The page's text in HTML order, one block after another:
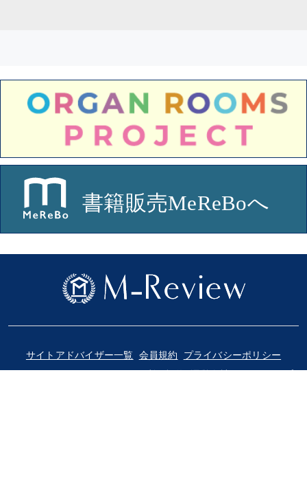
サイトアドバイザー一覧 会員規約
プライバシーポリシー
ソーシャルメディアポリシー 利用規約 運営会社 サイトマップ